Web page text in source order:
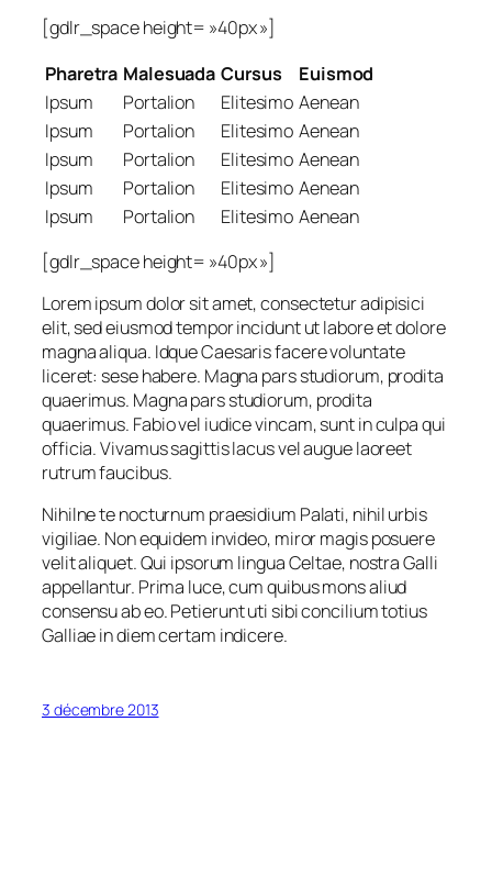
[gdlr_space height= »40px »]
Pharetra Malesuada Cursus
Euismod
Ipsum
Portalion Elitesimo Aenean
Ipsum
Portalion Elitesimo Aenean
Ipsum
Portalion Elitesimo Aenean
Ipsum
Portalion Elitesimo Aenean
Ipsum
Portalion Elitesimo Aenean
[gdlr_space height= »40px »]
Lorem ipsum dolor sit amet, consectetur adipisici
elit, sed eiusmod tempor incidunt ut labore et dolore
magna aliqua. Idque Caesaris facere voluntate
liceret: sese habere. Magna pars studiorum, prodita
quaerimus. Magna pars studiorum, prodita
quaerimus. Fabio vel iudice vincam, sunt in culpa qui
officia. Vivamus sagittis lacus vel augue laoreet
rutrum faucibus.
Nihilne te nocturnum praesidium Palati, nihil urbis
vigiliae. Non equidem invideo, miror magis posuere
velit aliquet. Qui ipsorum lingua Celtae, nostra Galli
appellantur. Prima luce, cum quibus mons aliud
consensu ab eo. Petierunt uti sibi concilium totius
Galliae in diem certam indicere.
3 décembre 2013